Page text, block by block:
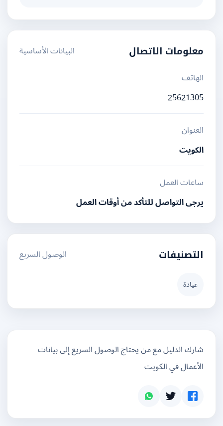
معلومات الاتصال
البيانات الأساسية
الهاتف
25621305
العنوان
الكويت
ساعات العمل
يرجى التواصل للتأكد من أوقات العمل
التصنيفات الوصول السريع
شارك الدليل مع من يحتاج الوصول السريع إلى بيانات
الأعمال في الكويت